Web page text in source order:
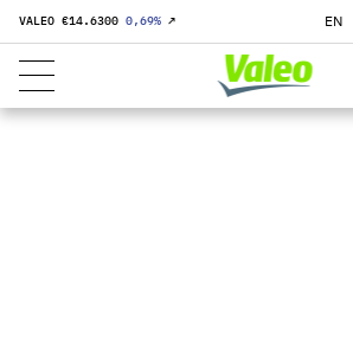
VALEO €14.6300 0,69% ↗ EN